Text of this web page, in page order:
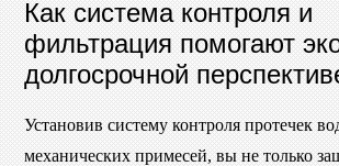
Как система контроля и
фильтрация помогают
долгосрочной
Установив систему контроля протечек
механических примесей, вы не только